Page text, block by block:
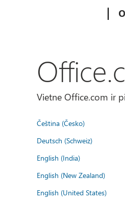
Vietne Office.com ir
Čeština (Česko)
Deutsch (Schweiz)
English (India)
English (New Zealand)
English (United States)